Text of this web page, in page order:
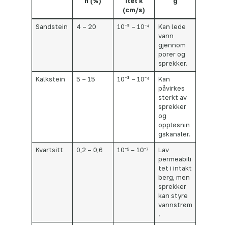
(cm/s)
Sandstein 4 – 20 10⁻³ – 10⁻⁴
Kan lede
vann
gjennom
porer og
sprekker.
Kalkstein 5 – 15 10⁻³ – 10⁻⁴
Kan
påvirkes
sterkt av
sprekker
og
oppløsnin
gskanaler.
Kvartsitt 0,2 – 0,6 10⁻⁵ – 10⁻⁷
Lav
permeabili
tet i intakt
berg, men
sprekker
kan styre
vannstrøm
.